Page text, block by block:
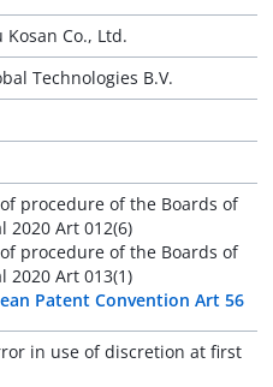
Co., Ltd.
Technologies B.V.
procedure of the Boards of
2020 Art 012(6)
procedure of the Boards of
2020 Art 013(1)
Patent Convention Art 56
in use of discretion at first